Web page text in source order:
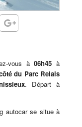
vous à06h45 à
du Parc Relais
. Départ à
autocar se situe à